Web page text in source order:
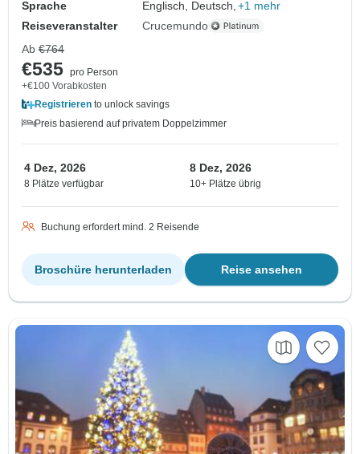
Sprache Englisch, Deutsch, +1 mehr
Reiseveranstalter
Crucemundo
Ab €764
€535 pro Person
+€100 Vorabkosten
Registrieren to unlock savings
Preis basierend auf privatem Doppelzimmer
4 Dez, 2026
8 Plätze verfügbar
8 Dez, 2026
10+ Plätze übrig
Buchung erfordert mind. 2 Reisende
Reise ansehen
Broschüre herunterladen